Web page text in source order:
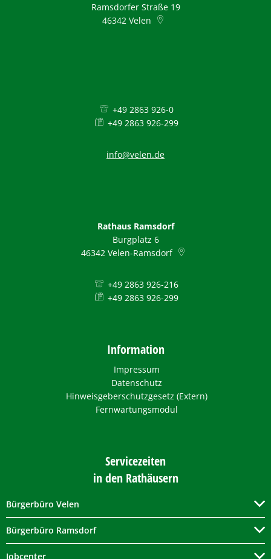
Ramsdorfer Straße 19
46342 Velen
+49 2863 926-0
+49 2863 926-299
info@velen.de
Rathaus Ramsdorf
Burgplatz 6
46342 Velen-Ramsdorf
+49 2863 926-216
+49 2863 926-299
Information
Impressum
Datenschutz
Hinweisgeberschutzgesetz (Extern)
Fernwartungsmodul
Servicezeiten
in den Rathäusern
Bürgerbüro Velen
Bürgerbüro Ramsdorf
Jobcenter